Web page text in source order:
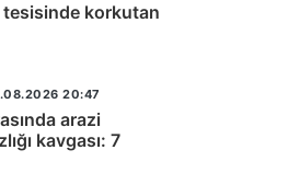
korkutan
20:47
arazi
kavgası: 7